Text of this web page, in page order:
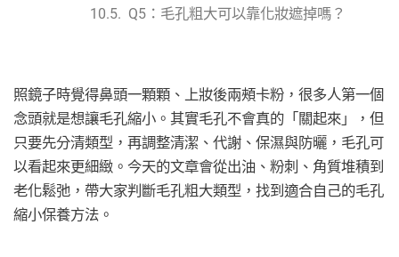
Q5：毛孔粗大可以靠化妝遮掉嗎？
照鏡子時覺得鼻頭一顆顆、上妝後兩頰卡粉，很多人第一個
念頭就是想讓毛孔縮小。其實毛孔不會真的「關起來」，但
只要先分清類型，再調整清潔、代謝、保濕與防曬，毛孔可
以看起來更細緻。今天的文章會從出油、粉刺、角質堆積到
老化鬆弛，帶大家判斷毛孔粗大類型，找到適合自己的毛孔
縮小保養方法。